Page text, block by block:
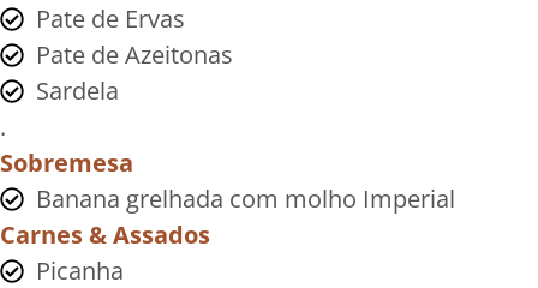
Pate de Ervas
Pate de Azeitonas
Sardela
.
Sobremesa
Banana grelhada com molho Imperial
Carnes & Assados
Picanha